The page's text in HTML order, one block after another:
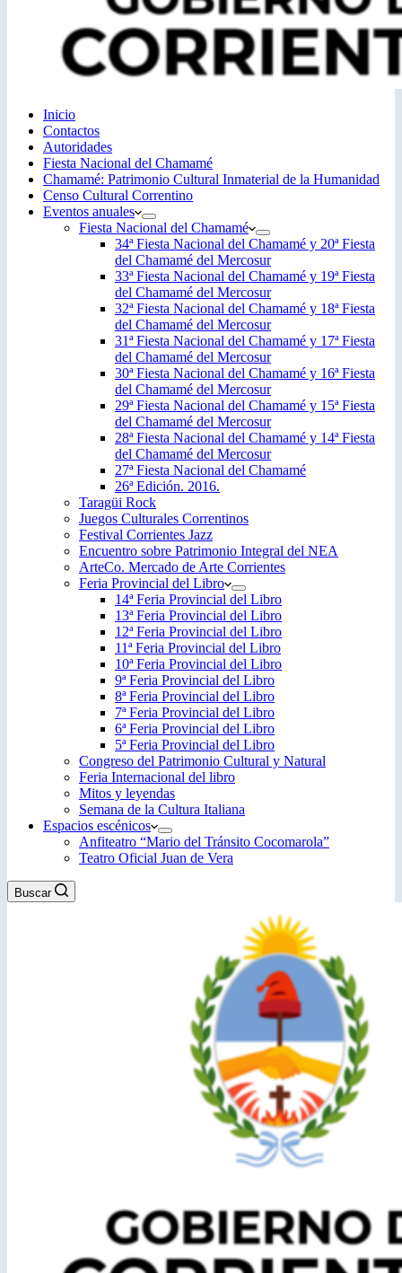
Inicio
Contactos
Autoridades
Fiesta Nacional del Chamamé
Chamamé: Patrimonio Cultural Inmaterial de la Humanidad
Censo Cultural Correntino
Eventos anuales
Fiesta Nacional del Chamamé
34ª Fiesta Nacional del Chamamé y 20ª Fiesta
del Chamamé del Mercosur
33ª Fiesta Nacional del Chamamé y 19ª Fiesta
del Chamamé del Mercosur
32ª Fiesta Nacional del Chamamé y 18ª Fiesta
del Chamamé del Mercosur
31ª Fiesta Nacional del Chamamé y 17ª Fiesta
del Chamamé del Mercosur
30ª Fiesta Nacional del Chamamé y 16ª Fiesta
del Chamamé del Mercosur
29ª Fiesta Nacional del Chamamé y 15ª Fiesta
del Chamamé del Mercosur
28ª Fiesta Nacional del Chamamé y 14ª Fiesta
del Chamamé del Mercosur
27ª Fiesta Nacional del Chamamé
26ª Edición. 2016.
Taragüi Rock
Juegos Culturales Correntinos
Festival Corrientes Jazz
Encuentro sobre Patrimonio Integral del NEA
ArteCo. Mercado de Arte Corrientes
Feria Provincial del Libro
14ª Feria Provincial del Libro
13ª Feria Provincial del Libro
12ª Feria Provincial del Libro
11ª Feria Provincial del Libro
10ª Feria Provincial del Libro
9ª Feria Provincial del Libro
8ª Feria Provincial del Libro
7ª Feria Provincial del Libro
6ª Feria Provincial del Libro
5ª Feria Provincial del Libro
Congreso del Patrimonio Cultural y Natural
Feria Internacional del libro
Mitos y leyendas
Semana de la Cultura Italiana
Espacios escénicos
Anfiteatro “Mario del Tránsito Cocomarola”
Teatro Oficial Juan de Vera
Buscar